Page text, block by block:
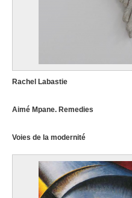
Rachel Labastie
Aimé Mpane. Remedies
Voies de la modernité